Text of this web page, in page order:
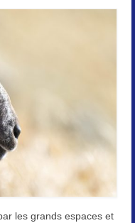
les grands espaces et